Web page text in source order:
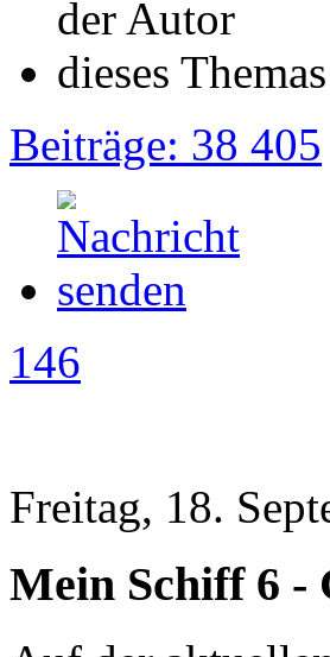
Beiträge: 38 405
146
Freitag, 18.
Mein Schiff 6 -